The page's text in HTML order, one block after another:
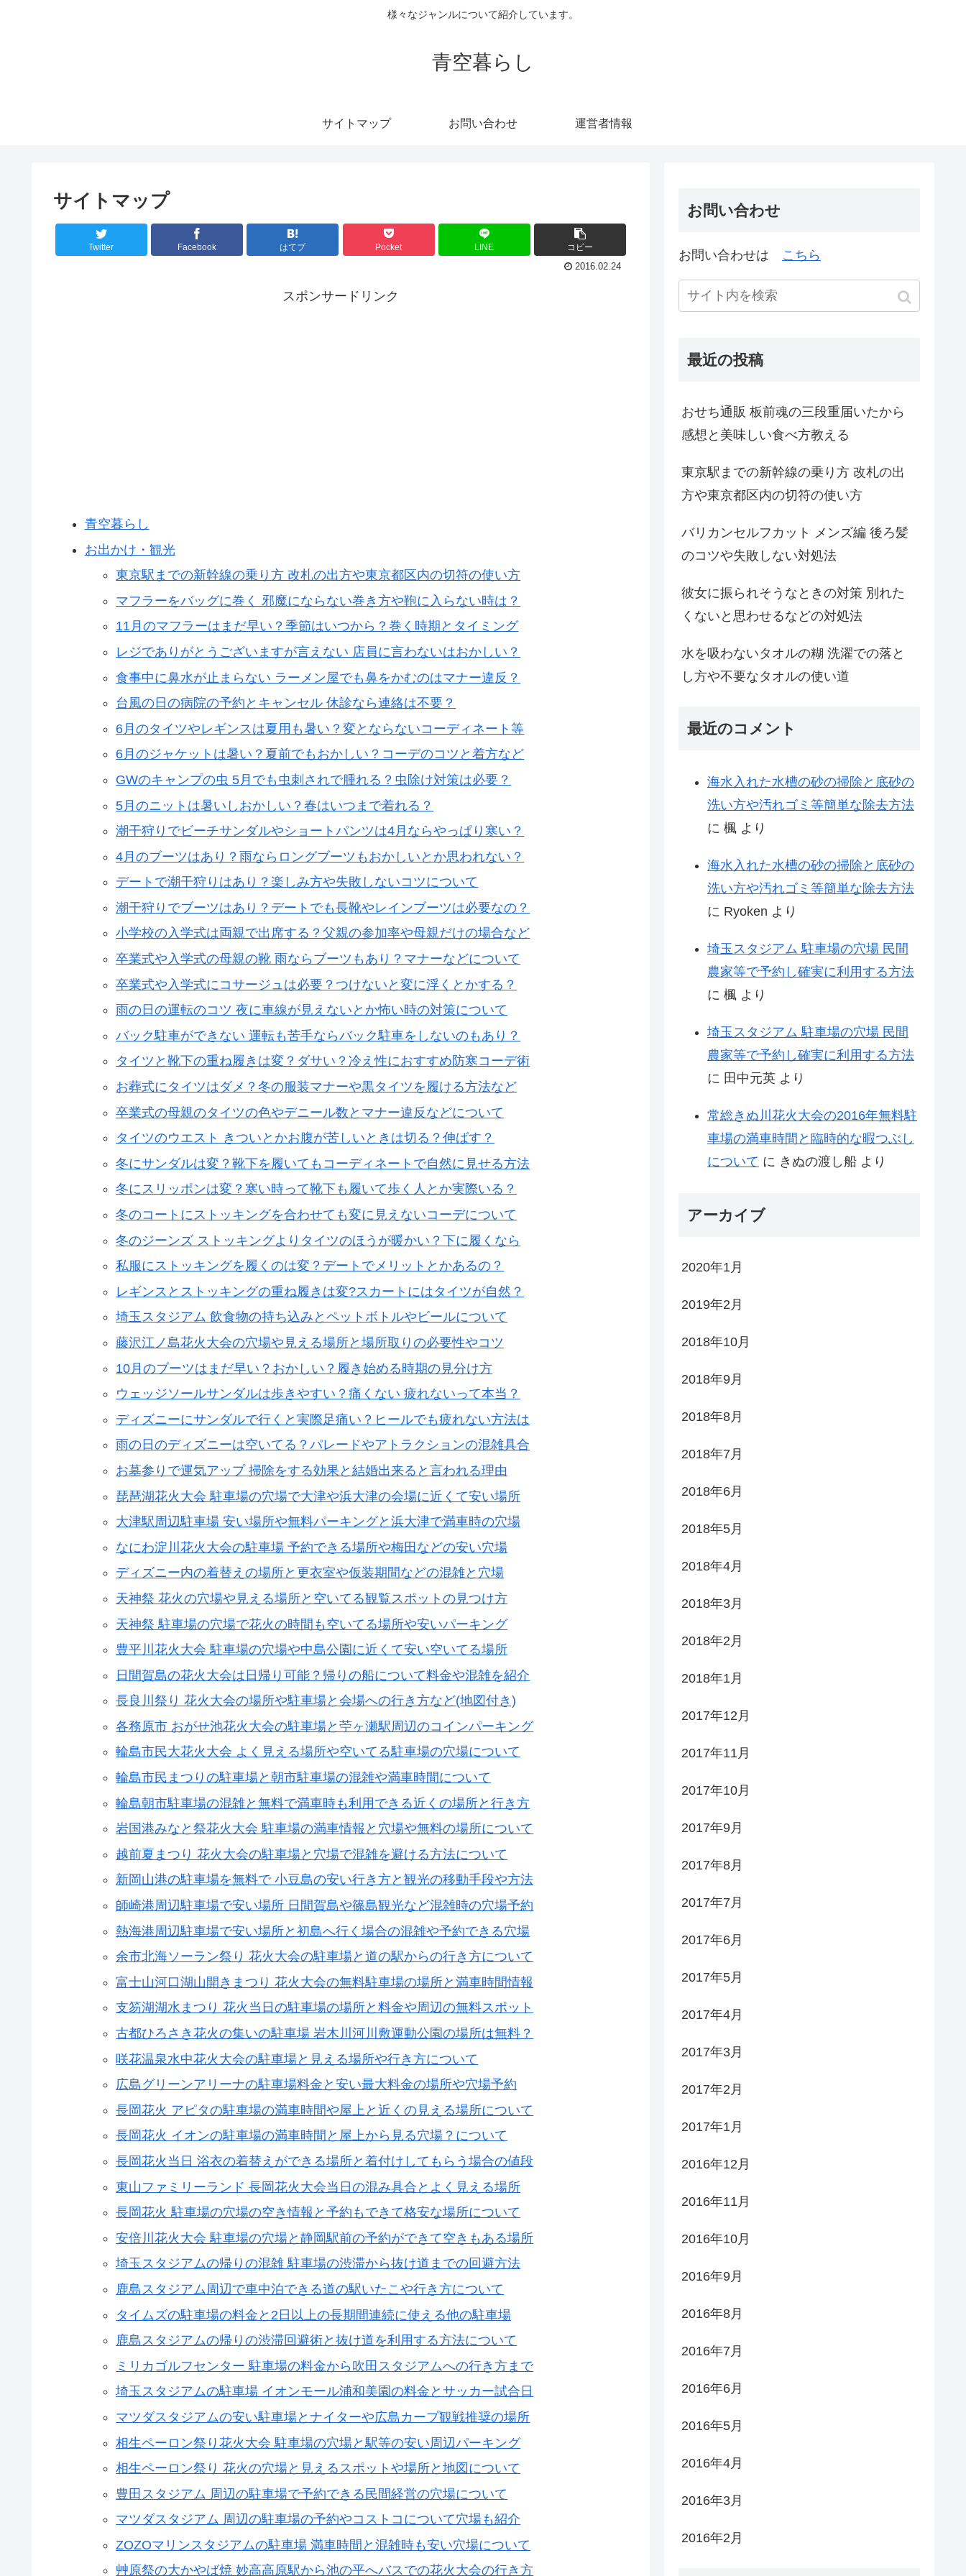
様々なジャンルについて紹介しています。
青空暮らし
サイトマップ お問い合わせ 運営者情報
サイトマップ
Twitter Facebook はてブ Pocket LINE
コピー
2016.02.24
スポンサードリンク
青空暮らし
お出かけ・観光
東京駅までの新幹線の乗り方 改札の出方や東京都区内の切符の使い方
マフラーをバッグに巻く 邪魔にならない巻き方や鞄に入らない時は？
11月のマフラーはまだ早い？季節はいつから？巻く時期とタイミング
レジでありがとうございますが言えない 店員に言わないはおかしい？
食事中に鼻水が止まらない ラーメン屋でも鼻をかむのはマナー違反？
台風の日の病院の予約とキャンセル 休診なら連絡は不要？
6月のタイツやレギンスは夏用も暑い？変とならないコーディネート等
6月のジャケットは暑い？夏前でもおかしい？コーデのコツと着方など
GWのキャンプの虫 5月でも虫刺されで腫れる？虫除け対策は必要？
5月のニットは暑いしおかしい？春はいつまで着れる？
潮干狩りでビーチサンダルやショートパンツは4月ならやっぱり寒い？
4月のブーツはあり？雨ならロングブーツもおかしいとか思われない？
デートで潮干狩りはあり？楽しみ方や失敗しないコツについて
潮干狩りでブーツはあり？デートでも長靴やレインブーツは必要なの？
小学校の入学式は両親で出席する？父親の参加率や母親だけの場合など
卒業式や入学式の母親の靴 雨ならブーツもあり？マナーなどについて
卒業式や入学式にコサージュは必要？つけないと変に浮くとかする？
雨の日の運転のコツ 夜に車線が見えないとか怖い時の対策について
バック駐車ができない 運転も苦手ならバック駐車をしないのもあり？
タイツと靴下の重ね履きは変？ダサい？冷え性におすすめ防寒コーデ術
お葬式にタイツはダメ？冬の服装マナーや黒タイツを履ける方法など
卒業式の母親のタイツの色やデニール数とマナー違反などについて
タイツのウエスト きついとかお腹が苦しいときは切る？伸ばす？
冬にサンダルは変？靴下を履いてもコーディネートで自然に見せる方法
冬にスリッポンは変？寒い時って靴下も履いて歩く人とか実際いる？
冬のコートにストッキングを合わせても変に見えないコーデについて
冬のジーンズ ストッキングよりタイツのほうが暖かい？下に履くなら
私服にストッキングを履くのは変？デートでメリットとかあるの？
レギンスとストッキングの重ね履きは変?スカートにはタイツが自然？
埼玉スタジアム 飲食物の持ち込みとペットボトルやビールについて
藤沢江ノ島花火大会の穴場や見える場所と場所取りの必要性やコツ
10月のブーツはまだ早い？おかしい？履き始める時期の見分け方
ウェッジソールサンダルは歩きやすい？痛くない 疲れないって本当？
ディズニーにサンダルで行くと実際足痛い？ヒールでも疲れない方法は
雨の日のディズニーは空いてる？パレードやアトラクションの混雑具合
お墓参りで運気アップ 掃除をする効果と結婚出来ると言われる理由
琵琶湖花火大会 駐車場の穴場で大津や浜大津の会場に近くて安い場所
大津駅周辺駐車場 安い場所や無料パーキングと浜大津で満車時の穴場
なにわ淀川花火大会の駐車場 予約できる場所や梅田などの安い穴場
ディズニー内の着替えの場所と更衣室や仮装期間などの混雑と穴場
天神祭 花火の穴場や見える場所と空いてる観覧スポットの見つけ方
天神祭 駐車場の穴場で花火の時間も空いてる場所や安いパーキング
豊平川花火大会 駐車場の穴場や中島公園に近くて安い空いてる場所
日間賀島の花火大会は日帰り可能？帰りの船について料金や混雑を紹介
長良川祭り 花火大会の場所や駐車場と会場への行き方など(地図付き)
各務原市 おがせ池花火大会の駐車場と苧ヶ瀬駅周辺のコインパーキング
輪島市民大花火大会 よく見える場所や空いてる駐車場の穴場について
輪島市民まつりの駐車場と朝市駐車場の混雑や満車時間について
輪島朝市駐車場の混雑と無料で満車時も利用できる近くの場所と行き方
岩国港みなと祭花火大会 駐車場の満車情報と穴場や無料の場所について
越前夏まつり 花火大会の駐車場と穴場で混雑を避ける方法について
新岡山港の駐車場を無料で 小豆島の安い行き方と観光の移動手段や方法
師崎港周辺駐車場で安い場所 日間賀島や篠島観光など混雑時の穴場予約
熱海港周辺駐車場で安い場所と初島へ行く場合の混雑や予約できる穴場
余市北海ソーラン祭り 花火大会の駐車場と道の駅からの行き方について
富士山河口湖山開きまつり 花火大会の無料駐車場の場所と満車時間情報
支笏湖湖水まつり 花火当日の駐車場の場所と料金や周辺の無料スポット
古都ひろさき花火の集いの駐車場 岩木川河川敷運動公園の場所は無料？
咲花温泉水中花火大会の駐車場と見える場所や行き方について
広島グリーンアリーナの駐車場料金と安い最大料金の場所や穴場予約
長岡花火 アピタの駐車場の満車時間や屋上と近くの見える場所について
長岡花火 イオンの駐車場の満車時間と屋上から見る穴場？について
長岡花火当日 浴衣の着替えができる場所と着付けしてもらう場合の値段
東山ファミリーランド 長岡花火大会当日の混み具合とよく見える場所
長岡花火 駐車場の穴場の空き情報と予約もできて格安な場所について
安倍川花火大会 駐車場の穴場と静岡駅前の予約ができて空きもある場所
埼玉スタジアムの帰りの混雑 駐車場の渋滞から抜け道までの回避方法
鹿島スタジアム周辺で車中泊できる道の駅いたこや行き方について
タイムズの駐車場の料金と2日以上の長期間連続に使える他の駐車場
鹿島スタジアムの帰りの渋滞回避術と抜け道を利用する方法について
ミリカゴルフセンター 駐車場の料金から吹田スタジアムへの行き方まで
埼玉スタジアムの駐車場 イオンモール浦和美園の料金とサッカー試合日
マツダスタジアムの安い駐車場とナイターや広島カープ観戦推奨の場所
相生ペーロン祭り花火大会 駐車場の穴場と駅等の安い周辺パーキング
相生ペーロン祭り 花火の穴場と見えるスポットや場所と地図について
豊田スタジアム 周辺の駐車場で予約できる民間経営の穴場について
マツダスタジアム 周辺の駐車場の予約やコストコについて穴場も紹介
ZOZOマリンスタジアムの駐車場 満車時間と混雑時も安い穴場について
艸原祭の大かやば焼 妙高高原駅から池の平へバスでの花火大会の行き方
お問い合わせ
お問い合わせは こちら
最近の投稿
おせち通販 板前魂の三段重届いたから
感想と美味しい食べ方教える
東京駅までの新幹線の乗り方 改札の出
方や東京都区内の切符の使い方
バリカンセルフカット メンズ編 後ろ髪
のコツや失敗しない対処法
彼女に振られそうなときの対策 別れた
くないと思わせるなどの対処法
水を吸わないタオルの糊 洗濯での落と
し方や不要なタオルの使い道
最近のコメント
海水入れた水槽の砂の掃除と底砂の
洗い方や汚れゴミ等簡単な除去方法
に 楓 より
海水入れた水槽の砂の掃除と底砂の
洗い方や汚れゴミ等簡単な除去方法
に Ryoken より
埼玉スタジアム 駐車場の穴場 民間
農家等で予約し確実に利用する方法
に 楓 より
埼玉スタジアム 駐車場の穴場 民間
農家等で予約し確実に利用する方法
に 田中元英 より
常総きぬ川花火大会の2016年無料駐
車場の満車時間と臨時的な暇つぶし
について に きぬの渡し船 より
アーカイブ
2020年1月
2019年2月
2018年10月
2018年9月
2018年8月
2018年7月
2018年6月
2018年5月
2018年4月
2018年3月
2018年2月
2018年1月
2017年12月
2017年11月
2017年10月
2017年9月
2017年8月
2017年7月
2017年6月
2017年5月
2017年4月
2017年3月
2017年2月
2017年1月
2016年12月
2016年11月
2016年10月
2016年9月
2016年8月
2016年7月
2016年6月
2016年5月
2016年4月
2016年3月
2016年2月